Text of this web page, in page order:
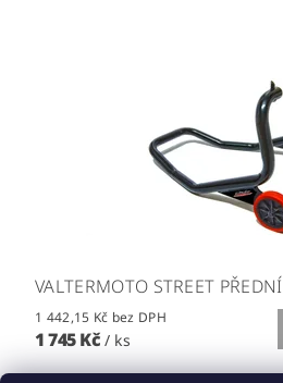
VALTERMOTO STREET
1 442,15 Kč bez DPH
1 745 Kč / ks